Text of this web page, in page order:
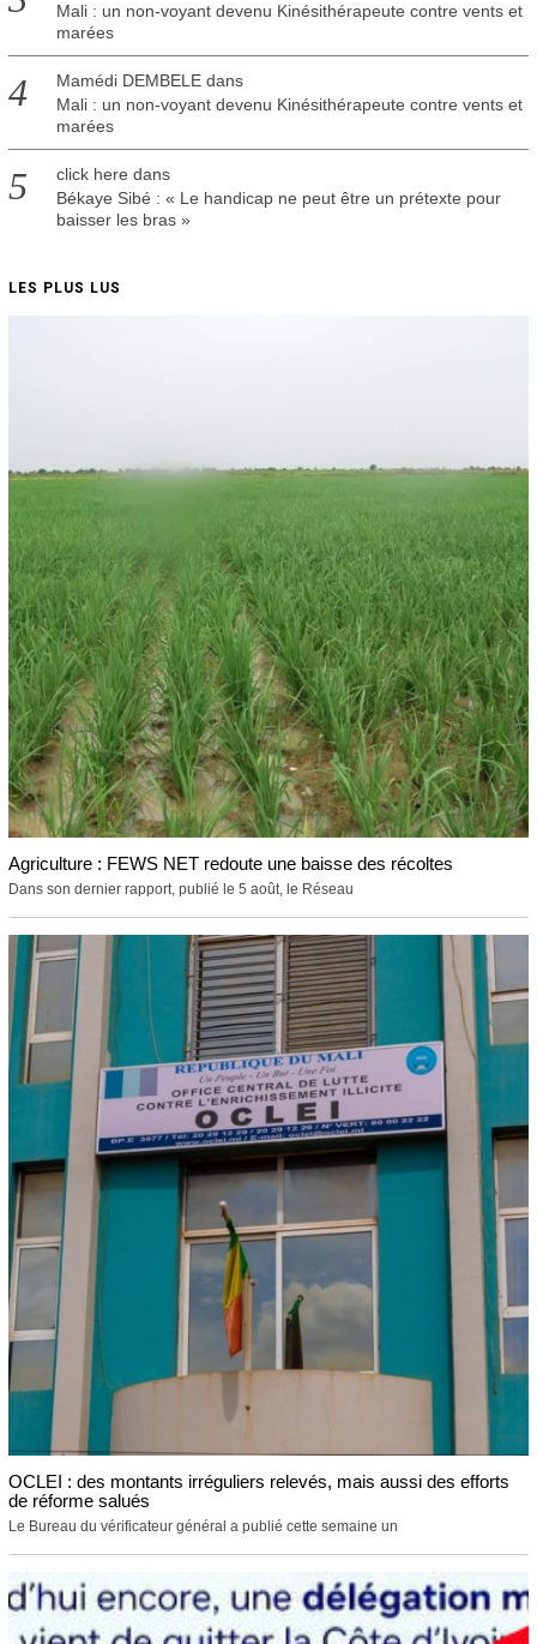
Mali : un non-voyant devenu Kinésithérapeute contre vents et
marées
Mamédi DEMBELEdans
Mali : un non-voyant devenu Kinésithérapeute contre vents et
marées
click here dans
Békaye Sibé : « Le handicap ne peut être un prétexte pour
baisser les bras »
LES PLUS LUS
Agriculture : FEWS NET redoute une baisse des récoltes
Dans son dernier rapport, publié le 5 août, le Réseau
OCLEI : des montants irréguliers relevés, mais aussi des efforts
de réforme salués
Le Bureau du vérificateur général a publié cette semaine un